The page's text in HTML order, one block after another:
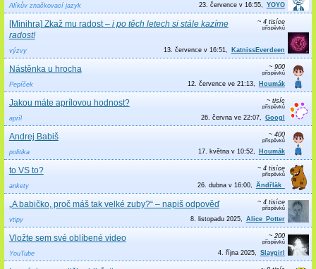
Alíkův značkovací jazyk YOYO
23. července v 16:55
výzvy
[Minihra] Zkaž mu radost– i po těch letech si stále kazíme
radost!
~ 4 tisíce
KatnissEverdeen
13. července v 16:51
Pepíček
Nástěnka u hrocha ~ 900
Houmák
12. července ve 21:13
apríl
Jakou máte aprílovou hodnost? ~ tisíc
Googl
26. června ve 22:07
politika
Andrej Babiš ~ 400
Houmák
17. května v 10:52
ankety
to VS to? ~ 4 tisíce
Ändřläk_
26. dubna v 16:00
vtipy
„A babičko, proč máš tak velké zuby?“ – napiš odpověď ~ 4 tisíce
Alice_Potter
8. listopadu 2025
YouTube
Vložte sem své oblíbené video ~ 200
Slaygirl
4. října 2025